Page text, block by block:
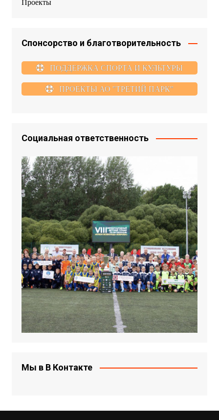
Проекты
Спонсорство и благотворительность
ПОДДЕРЖКА СПОРТА И КУЛЬТУРЫ
ПРОЕКТЫ АО "ТРЕТИЙ ПАРК"
Социальная ответственность
Мы в В Контакте